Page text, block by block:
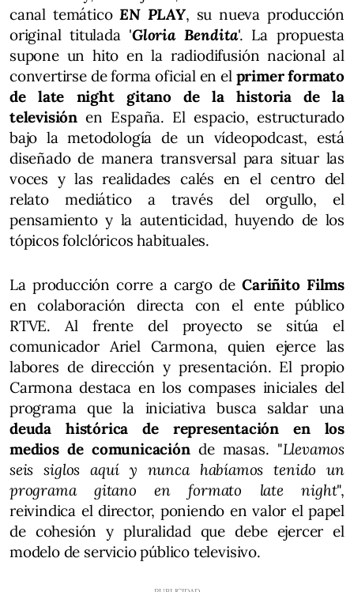
canal temáticoEN PLAY, su nueva producción
original titulada 'Gloria Bendita'. La propuesta
supone un hito en la radiodifusión nacional al
convertirse de forma oficial en el primer formato
de late night gitano de la historia de la
televisión en España. El espacio, estructurado
bajo la metodología de un vídeopodcast, está
diseñado de manera transversal para situar las
voces y las realidades calés en el centro del
relato mediático a través del orgullo, el
pensamiento y la autenticidad, huyendo de los
tópicos folclóricos habituales.
La producción corre a cargo deCariñito Films
en colaboración directa con el ente público
RTVE. Al frente del proyecto se sitúa el
comunicador Ariel Carmona, quien ejerce las
labores de dirección y presentación. El propio
Carmona destaca en los compases iniciales del
programa que la iniciativa busca saldar una
deuda histórica de representación en los
medios de comunicaciónde masas. "Llevamos
seis siglos aquí y nunca habíamos tenido un
programa gitano en formato late night",
reivindica el director, poniendo en valor el papel
de cohesión y pluralidad que debe ejercer el
modelo de servicio público televisivo.